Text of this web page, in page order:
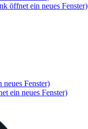
öffnet ein neues Fenster)
Fenster)
ein neues Fenster)